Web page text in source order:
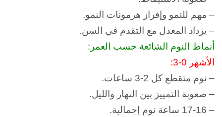
– مهم للنمو وإفراز هرمونات النمو.
– يزداد المعدل مع التقدم في السن.
أنماط النوم الشائعة حسب العمر:
الأشهر 0-3:
– نوم متقطع كل 2-3 ساعات.
– صعوبة التمييز بين النهار والليل.
– 17-16 ساعة نوم إجمالية.